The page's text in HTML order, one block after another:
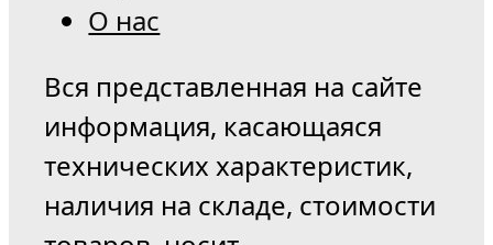
О нас
Вся представленная на сайте
информация, касающаяся
технических характеристик,
наличия на складе, стоимости